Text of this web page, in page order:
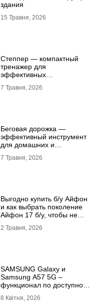
здания
15 Травня, 2026
Степпер — компактный
тренажер для
эффективных
7 Травня, 2026
Беговая дорожка —
эффективный инструмент
для домашних и
тренировок
7 Травня, 2026
Выгодно купить б/у Айфон
и как выбрать поколение
Айфон 17 б/у, чтобы не
2 Травня, 2026
SAMSUNG Galaxy и
Samsung A57 5G –
функционал по доступной
8 Квітня, 2026